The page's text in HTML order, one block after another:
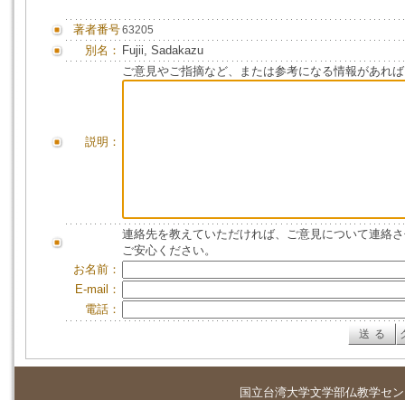
著者番号63205
別名： Fujii, Sadakazu
説明：
ご意見やご指摘など、または参考になる情報があれ
連絡先を教えていただければ、ご意見について連絡
ご安心ください。
お名前：
E-mail：
電話：
国立台湾大学文学部仏教学セ